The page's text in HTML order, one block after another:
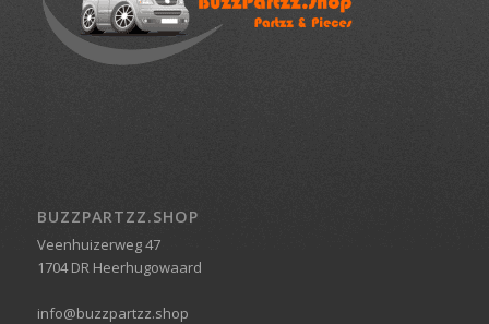
BUZZPARTZZ.SHOP
Veenhuizerweg 47
1704 DR Heerhugowaard
info@buzzpartzz.shop